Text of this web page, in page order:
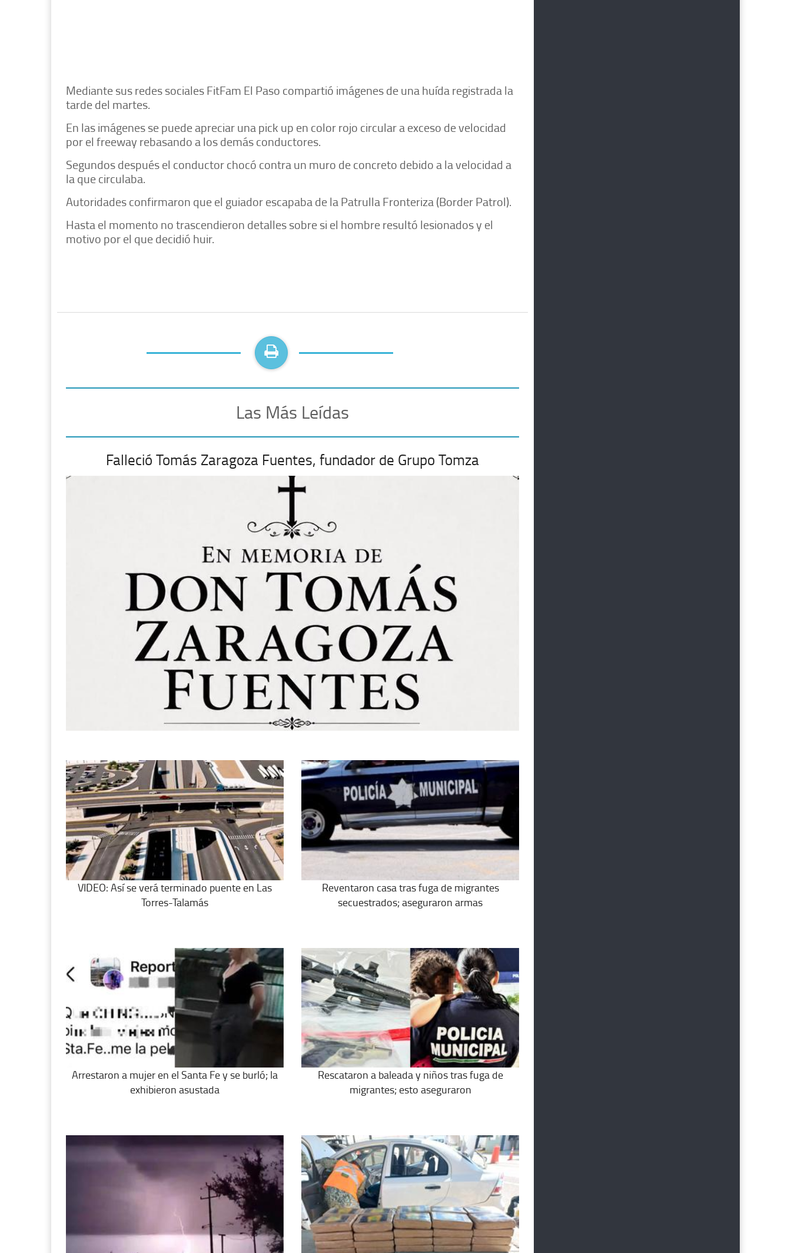
Mediante sus redes sociales FitFam El Paso compartió imágenes de una huída registrada la
tarde del martes.
En las imágenes se puede apreciar una pick up en color rojo circular a exceso de velocidad
por el freeway rebasando a los demás conductores.
Segundos después el conductor chocó contra un muro de concreto debido a la velocidad a
la que circulaba.
Autoridades confirmaron que el guiador escapaba de la Patrulla Fronteriza (Border Patrol).
Hasta el momento no trascendieron detalles sobre si el hombre resultó lesionados y el
motivo por el que decidió huir.
Las Más Leídas
Falleció Tomás Zaragoza Fuentes, fundador de Grupo Tomza
VIDEO: Así se verá terminado puente en Las
Torres-Talamás
Reventaron casa tras fuga de migrantes
secuestrados; aseguraron armas
Arrestaron a mujer en el Santa Fe y se burló; la
exhibieron asustada
Rescataron a baleada y niños tras fuga de
migrantes; esto aseguraron